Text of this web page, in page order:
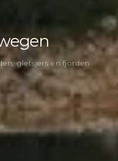
gletsjers en fjorden